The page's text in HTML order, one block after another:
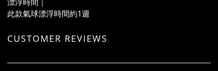
此款氣球漂浮時間約1週
CUSTOMER REVIEWS